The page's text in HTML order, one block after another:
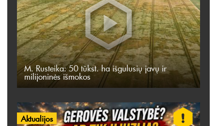
M. Rusteika: 50 tūkst. ha išgulusių javų ir
milijoninės išmokos
Aktualijos